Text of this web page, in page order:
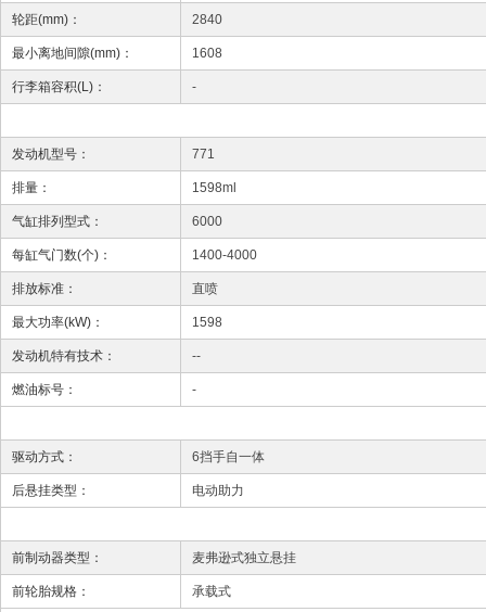
轮距(mm)： 2840
最小离地间隙(mm)： 1608
行李箱容积(L)： -
发动机型号： 771
排量： 1598ml
气缸排列型式： 6000
每缸气门数(个)： 1400-4000
排放标准： 直喷
最大功率(kW)： 1598
发动机特有技术： --
燃油标号： -
驱动方式： 6挡手自一体
后悬挂类型： 电动助力
前制动器类型： 麦弗逊式独立悬挂
前轮胎规格： 承载式